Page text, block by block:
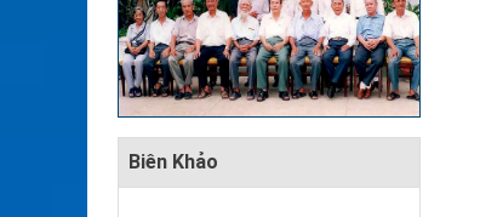
Biên Khảo